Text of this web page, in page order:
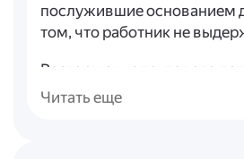
послужившие основанием
том, что работник не
Расторжение трудового
неудовлетворительным
Читать еще